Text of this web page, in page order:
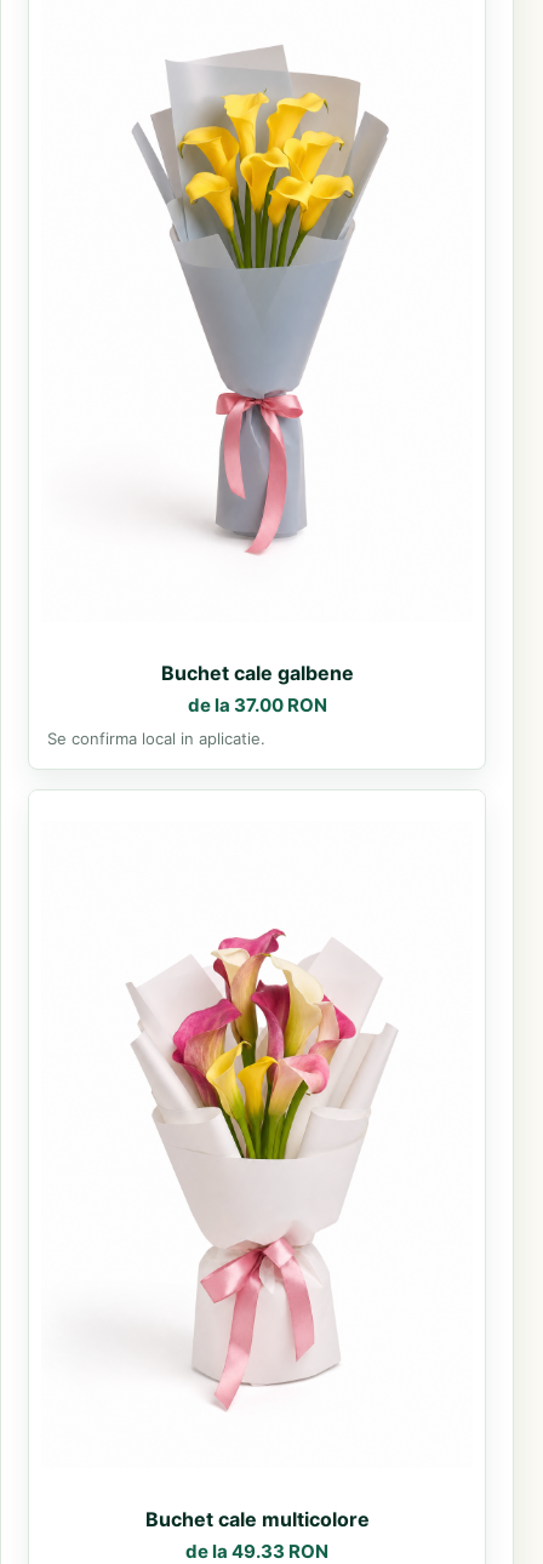
Buchet cale galbene
de la 37.00 RON
Se confirma local in aplicatie.
Buchet cale multicolore
de la 49.33 RON